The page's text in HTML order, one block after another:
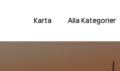
Karta Alla Kategorier